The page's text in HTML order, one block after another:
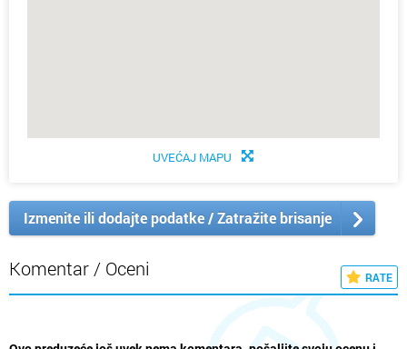
UVEĆAJ MAPU
Izmenite ili dodajte podatke / Zatražite brisanje
Komentar / Oceni RATE